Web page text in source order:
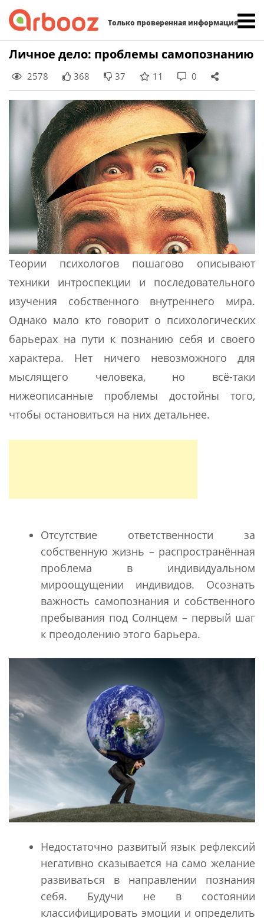
Только проверенная информация
Skip
content
Личное дело: проблемы самопознанию
2578 368 37 11 0
Теории психологов пошагово описывают
техники интроспекции и последовательного
изучения собственного внутреннего мира.
Однако мало кто говорит о психологических
барьерах на пути к познанию себя и своего
характера. Нет ничего невозможного для
мыслящего человека, но всё-таки
нижеописанные проблемы достойны того,
чтобы остановиться на них детальнее.
Отсутствие ответственности за
собственную жизнь – распространённая
проблема в индивидуальном
мироощущении индивидов. Осознать
важность самопознания и собственного
пребывания под Солнцем – первый шаг
к преодолению этого барьера.
Недостаточно развитый язык рефлексий
негативно сказывается на само желание
развиваться в направлении познания
себя. Будучи не в состоянии
классифицировать эмоции и определить
Найти: